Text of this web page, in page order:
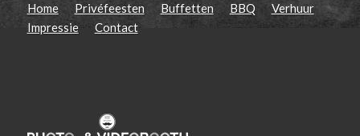
Home Privéfeesten Buffetten BBQ
Verhuur
Impressie
Contact